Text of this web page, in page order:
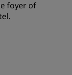
foyer of